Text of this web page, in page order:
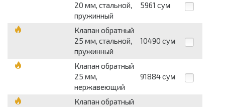
20 мм, стальной,
пружинный
5961 сум
Клапан обратный
25 мм, стальной,
пружинный
10490 сум
Клапан обратный
25 мм,
нержавеющий
91884 сум
Клапан обратный